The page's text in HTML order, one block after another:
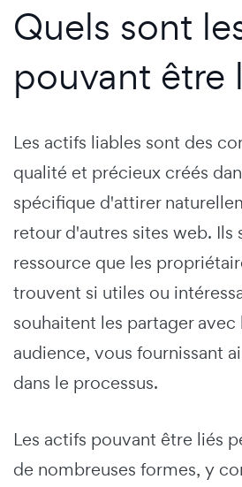
Quels sont
pouvant être
Les actifs liables sont des
qualité et précieux créés
spécifique d'attirer
retour d'autres sites web. Ils
ressource que les
trouvent si utiles ou
souhaitent les partager
audience, vous fournissant
dans le processus.
Les actifs pouvant être liés
de nombreuses formes, y